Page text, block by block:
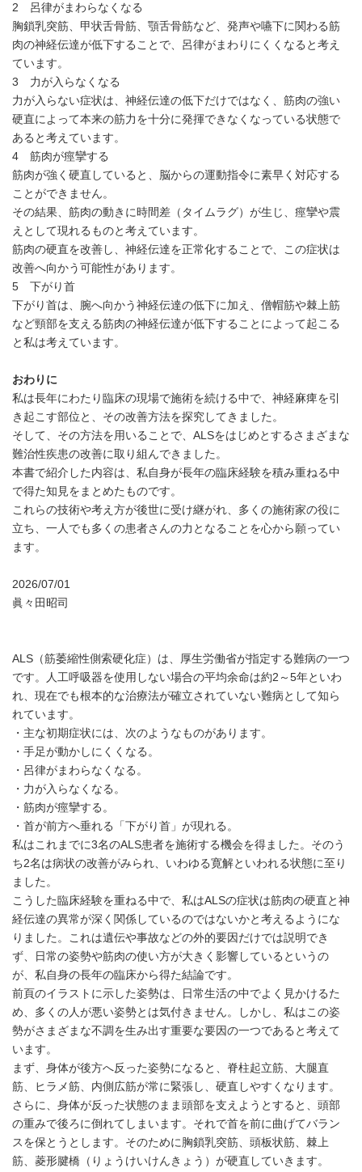
2 呂律がまわらなくなる
胸鎖乳突筋、甲状舌骨筋、顎舌骨筋など、発声や嚥下に関わる筋
肉の神経伝達が低下することで、呂律がまわりにくくなると考え
ています。
3 力が入らなくなる
力が入らない症状は、神経伝達の低下だけではなく、筋肉の強い
硬直によって本来の筋力を十分に発揮できなくなっている状態で
あると考えています。
4 筋肉が痙攣する
筋肉が強く硬直していると、脳からの運動指令に素早く対応する
ことができません。
その結果、筋肉の動きに時間差（タイムラグ）が生じ、痙攣や震
えとして現れるものと考えています。
筋肉の硬直を改善し、神経伝達を正常化することで、この症状は
改善へ向かう可能性があります。
5 下がり首
下がり首は、腕へ向かう神経伝達の低下に加え、僧帽筋や棘上筋
など頸部を支える筋肉の神経伝達が低下することによって起こる
と私は考えています。
おわりに
私は長年にわたり臨床の現場で施術を続ける中で、神経麻痺を引
き起こす部位と、その改善方法を探究してきました。
そして、その方法を用いることで、ALSをはじめとするさまざまな
難治性疾患の改善に取り組んできました。
本書で紹介した内容は、私自身が長年の臨床経験を積み重ねる中
で得た知見をまとめたものです。
これらの技術や考え方が後世に受け継がれ、多くの施術家の役に
立ち、一人でも多くの患者さんの力となることを心から願ってい
ます。
2026/07/01
眞々田昭司
ALS（筋萎縮性側索硬化症）は、厚生労働省が指定する難病の一つ
です。人工呼吸器を使用しない場合の平均余命は約2～5年といわ
れ、現在でも根本的な治療法が確立されていない難病として知ら
れています。
・主な初期症状には、次のようなものがあります。
・手足が動かしにくくなる。
・呂律がまわらなくなる。
・力が入らなくなる。
・筋肉が痙攣する。
・首が前方へ垂れる「下がり首」が現れる。
私はこれまでに3名のALS患者を施術する機会を得ました。そのう
ち2名は病状の改善がみられ、いわゆる寛解といわれる状態に至り
ました。
こうした臨床経験を重ねる中で、私はALSの症状は筋肉の硬直と神
経伝達の異常が深く関係しているのではないかと考えるようにな
りました。これは遺伝や事故などの外的要因だけでは説明でき
ず、日常の姿勢や筋肉の使い方が大きく影響しているというの
が、私自身の長年の臨床から得た結論です。
前頁のイラストに示した姿勢は、日常生活の中でよく見かけるた
め、多くの人が悪い姿勢とは気付きません。しかし、私はこの姿
勢がさまざまな不調を生み出す重要な要因の一つであると考えて
います。
まず、身体が後方へ反った姿勢になると、脊柱起立筋、大腿直
筋、ヒラメ筋、内側広筋が常に緊張し、硬直しやすくなります。
さらに、身体が反った状態のまま頭部を支えようとすると、頭部
の重みで後ろに倒れてしまいます。それで首を前に曲げてバラン
スを保とうとします。そのために胸鎖乳突筋、頭板状筋、棘上
筋、菱形腱橋（りょうけいけんきょう）が硬直していきます。